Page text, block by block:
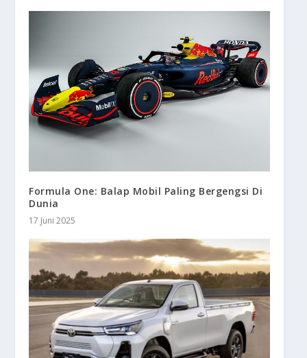
Formula One: Balap Mobil Paling Bergengsi Di
Dunia
17 Juni 2025